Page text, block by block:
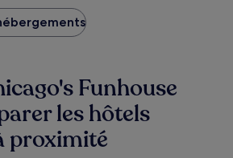
Funhouse
les hôtels
proximité